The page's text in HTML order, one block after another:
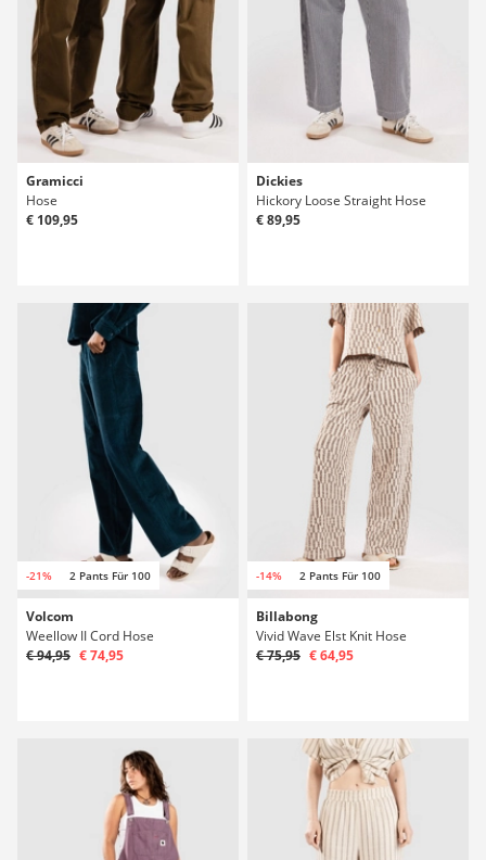
Gramicci
Hose
€ 109,95
Dickies
Hickory Loose Straight Hose
€ 89,95
-21% 2 Pants Für 100
Volcom
Weellow II Cord Hose
€ 94,95 € 74,95
-14% 2 Pants Für 100
Billabong
Vivid Wave Elst Knit Hose
€ 75,95 € 64,95